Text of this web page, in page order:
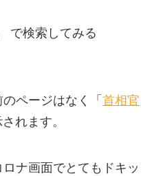
で検索してみる
ページはなく「 首相官
れます。
ナ画面でとてもドキッ